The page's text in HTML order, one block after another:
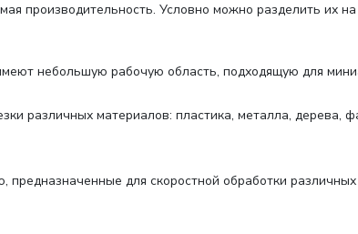
производительность. Условно можно разделить их
небольшую рабочую область, подходящую для
различных материалов: пластика, металла, дерева,
для скоростной обработки